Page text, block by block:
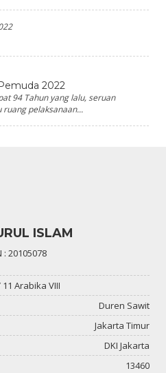
2022
94 Tahun yang lalu, seruan
pelaksanaan...
ISLAM
: 20105078
Arabika VIII
Duren Sawit
Jakarta Timur
DKI Jakarta
13460